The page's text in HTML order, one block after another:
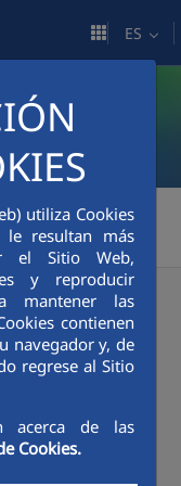
utiliza Cookies
le resultan más
el Sitio Web,
y reproducir
mantener las
contienen
navegador y, de
regrese al Sitio
acerca de las
Cookies.
ES
FCCenviro designa a Javier Irigoyen como nuevo Director General para la plataforma Atlantic
a Javier
la